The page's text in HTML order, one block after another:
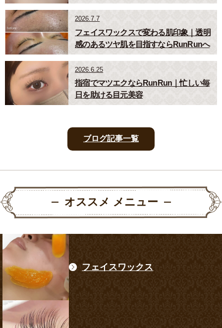
2026.7.7
フェイスワックスで変わる肌印象｜透明
感のあるツヤ肌を目指すならRunRunへ
2026.6.25
指宿でマツエクならRunRun｜忙しい毎
日を助ける目元美容
ブログ記事一覧
オススメ メニュー
フェイスワックス